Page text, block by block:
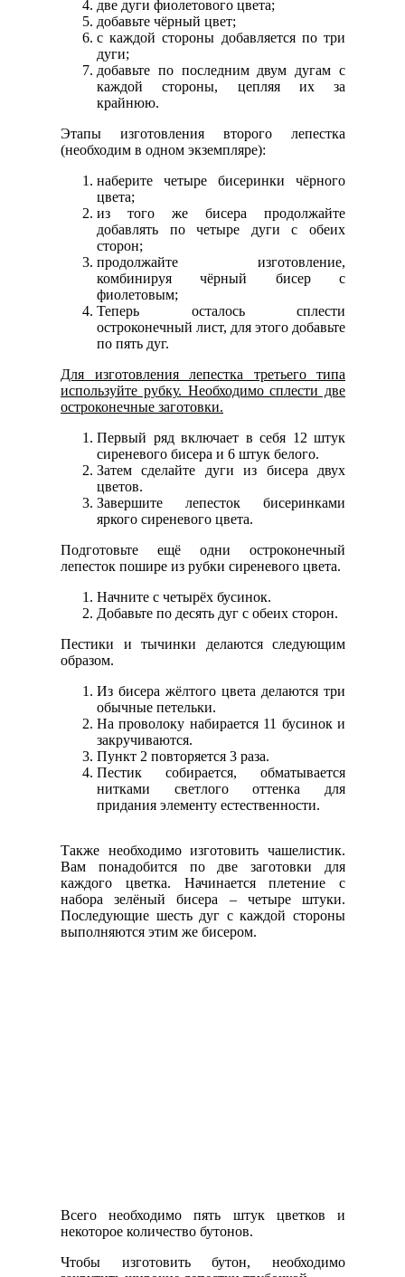
две дуги фиолетового цвета;
добавьте чёрный цвет;
с каждой стороны добавляется по три
дуги;
добавьте по последним двум дугам с
каждой стороны, цепляя их за
крайнюю.
Этапы изготовления второго лепестка
(необходим в одном экземпляре):
наберите четыре бисеринки чёрного
цвета;
из того же бисера продолжайте
добавлять по четыре дуги с обеих
сторон;
продолжайте изготовление,
комбинируя чёрный бисер с
фиолетовым;
Теперь осталось сплести
остроконечный лист, для этого добавьте
по пять дуг.
Для изготовления лепестка третьего типа
используйте рубку. Необходимо сплести две
остроконечные заготовки.
Первый ряд включает в себя 12 штук
сиреневого бисера и 6 штук белого.
Затем сделайте дуги из бисера двух
цветов.
Завершите лепесток бисеринками
яркого сиреневого цвета.
Подготовьте ещё одни остроконечный
лепесток пошире из рубки сиреневого цвета.
Начните с четырёх бусинок.
Добавьте по десять дуг с обеих сторон.
Пестики и тычинки делаются следующим
образом.
Из бисера жёлтого цвета делаются три
обычные петельки.
На проволоку набирается 11 бусинок и
закручиваются.
Пункт 2 повторяется 3 раза.
Пестик собирается, обматывается
нитками светлого оттенка для
придания элементу естественности.
Также необходимо изготовить чашелистик.
Вам понадобится по две заготовки для
каждого цветка. Начинается плетение с
набора зелёный бисера – четыре штуки.
Последующие шесть дуг с каждой стороны
выполняются этим же бисером.
Всего необходимо пять штук цветков и
некоторое количество бутонов.
Чтобы изготовить бутон, необходимо